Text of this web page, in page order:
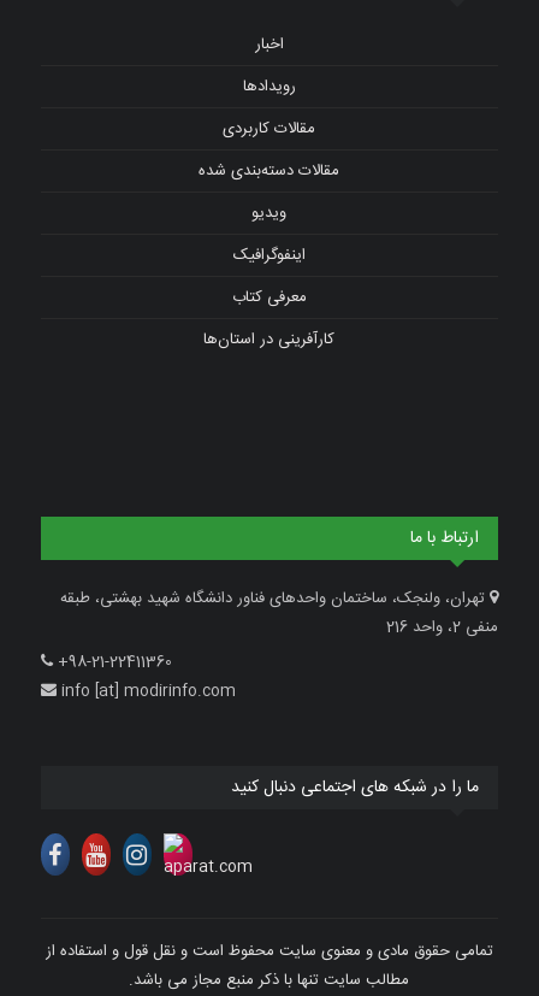
اخبار
رویدادها
مقالات کاربردی
مقالات دسته‌بندی شده
ویدیو
اینفوگرافیک
معرفی کتاب
کارآفرینی در استان‌ها
ارتباط با ما
تهران، ولنجک، ساختمان واحدهای فناور دانشگاه شهید بهشتی، طبقه
منفی 2، واحد 216
+98-21-22411360
info [at] modirinfo.com
ما را در شبکه های اجتماعی دنبال کنید
تمامی حقوق مادی و معنوی سایت محفوظ است و نقل قول و استفاده از
مطالب سایت تنها با ذکر منبع مجاز می باشد.